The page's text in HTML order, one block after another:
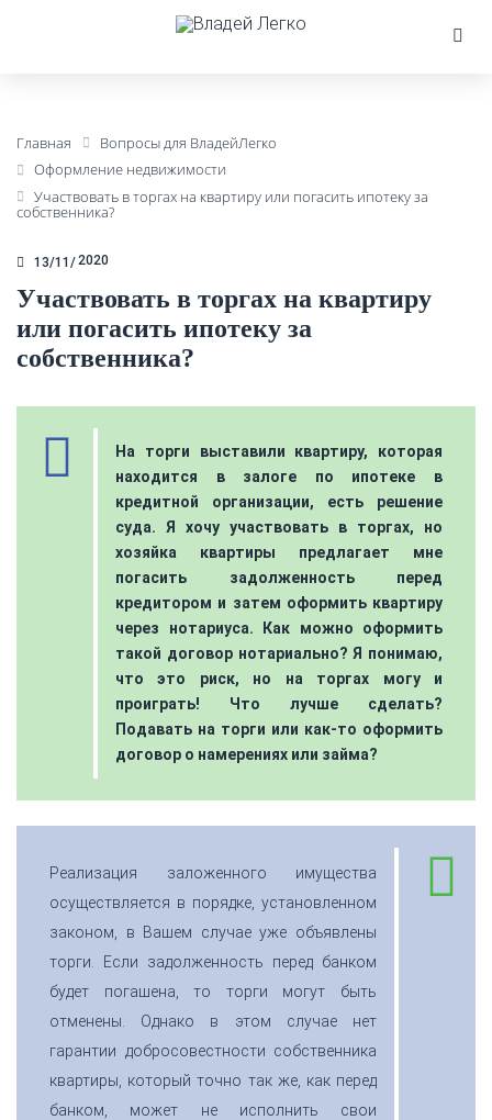
Главная
Вопросы для ВладейЛегко
Оформление недвижимости
Участвовать в торгах на квартиру или погасить ипотеку за
собственника?
13/11 2020
Участвовать в торгах на квартиру
или погасить ипотеку за
собственника?
На торги выставили квартиру, которая
находится в залоге по ипотеке в
кредитной организации, есть решение
суда. Я хочу участвовать в торгах, но
хозяйка квартиры предлагает мне
погасить задолженность перед
кредитором и затем оформить квартиру
через нотариуса. Как можно оформить
такой договор нотариально? Я понимаю,
что это риск, но на торгах могу и
проиграть! Что лучше сделать?
Подавать на торги или как-то оформить
договор о намерениях или займа?
Реализация заложенного имущества
осуществляется в порядке, установленном
законом, в Вашем случае уже объявлены
торги. Если задолженность перед банком
будет погашена, то торги могут быть
отменены. Однако в этом случае нет
гарантии добросовестности собственника
квартиры, который точно так же, как перед
банком, может не исполнить свои